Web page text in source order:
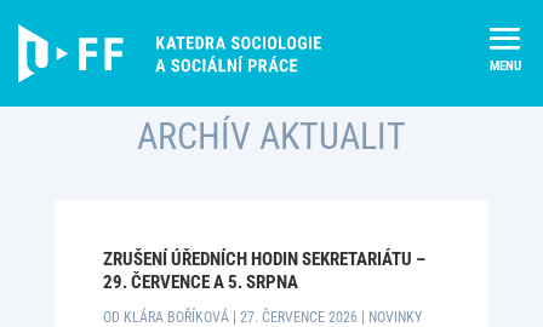
content
ARCHÍV AKTUALIT
ZRUŠENÍ ÚŘEDNÍCH HODIN SEKRETARIÁTU –
29. ČERVENCE A 5. SRPNA
OD KLÁRA BOŘÍKOVÁ| 27. ČERVENCE 2026| NOVINKY